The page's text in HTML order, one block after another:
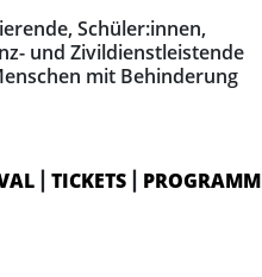
Schüler:innen,
und Zivildienstleistende
mit Behinderung
TICKETS PROGRAMM